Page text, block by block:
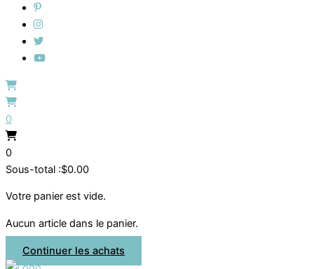
0
0
Sous-total :$0.00
Votre panier est vide.
Aucun article dans le panier.
Continuer les achats